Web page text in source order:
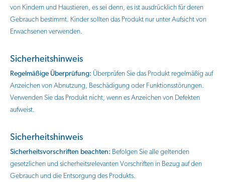
von Kindern und Haustieren, es sei denn, es ist ausdrücklich für deren
Gebrauch bestimmt. Kinder sollten das Produkt nur unter Aufsicht von
Erwachsenen verwenden.
Sicherheitshinweis
Regelmäßige Überprüfung: Überprüfen Sie das Produkt regelmäßig auf
Anzeichen von Abnutzung, Beschädigung oder Funktionsstörungen.
Verwenden Sie das Produkt nicht, wenn es Anzeichen von Defekten
aufweist.
Sicherheitshinweis
Sicherheitsvorschriften beachten: Befolgen Sie alle geltenden
gesetzlichen und sicherheitsrelevanten Vorschriften in Bezug auf den
Gebrauch und die Entsorgung des Produkts.